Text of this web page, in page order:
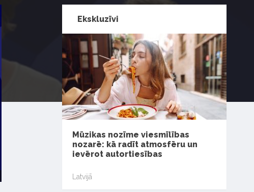
Ekskluzīvi
Mūzikas nozīme viesmīlības
nozarē: kā radīt atmosfēru un
ievērot autortiesības
Latvijā